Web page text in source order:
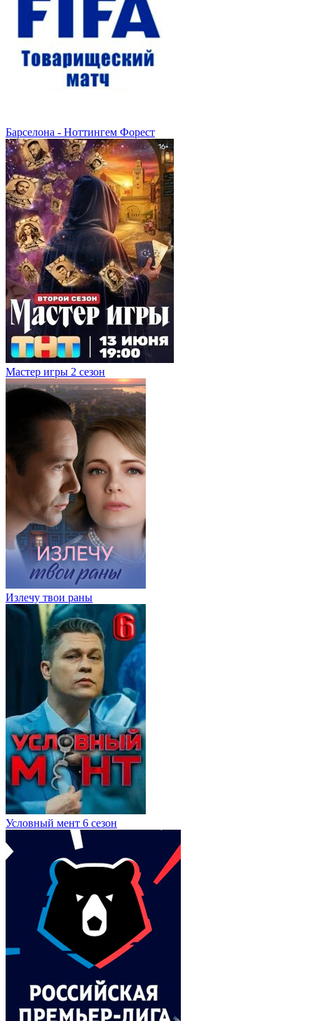
Барселона - Ноттингем Форест
Мастер игры 2 сезон
Излечу твои раны
Условный мент 6 сезон